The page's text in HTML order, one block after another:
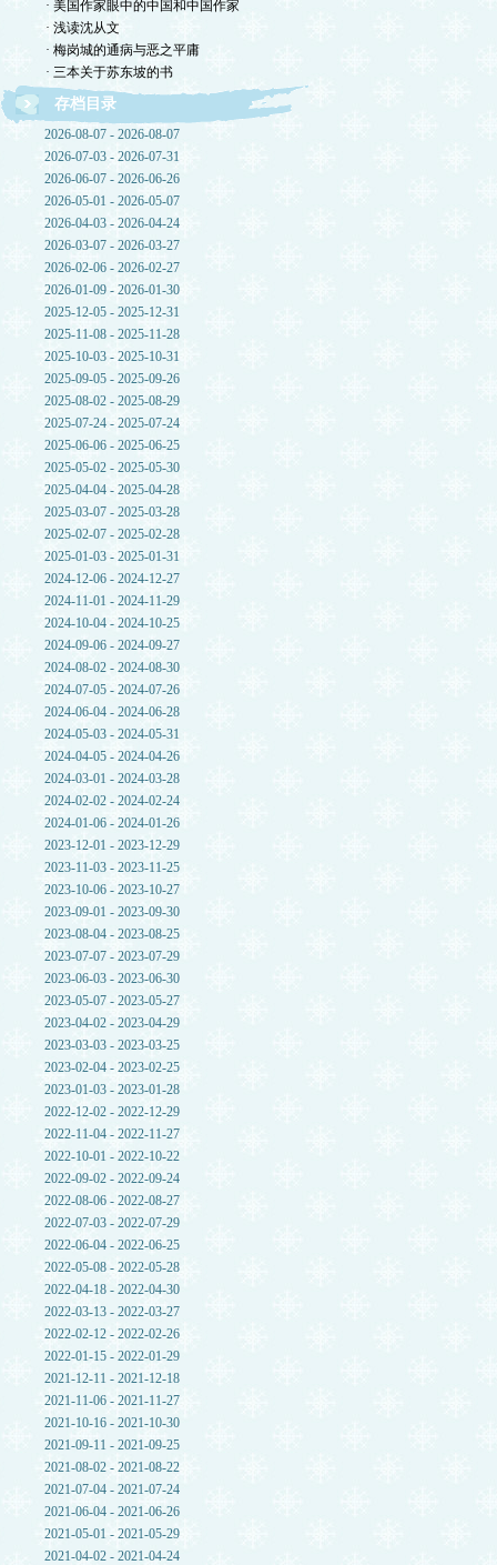
· 美国作家眼中的中国和中国作家
· 浅读沈从文
· 梅岗城的通病与恶之平庸
· 三本关于苏东坡的书
存档目录
2026-08-07 - 2026-08-07
2026-07-03 - 2026-07-31
2026-06-07 - 2026-06-26
2026-05-01 - 2026-05-07
2026-04-03 - 2026-04-24
2026-03-07 - 2026-03-27
2026-02-06 - 2026-02-27
2026-01-09 - 2026-01-30
2025-12-05 - 2025-12-31
2025-11-08 - 2025-11-28
2025-10-03 - 2025-10-31
2025-09-05 - 2025-09-26
2025-08-02 - 2025-08-29
2025-07-24 - 2025-07-24
2025-06-06 - 2025-06-25
2025-05-02 - 2025-05-30
2025-04-04 - 2025-04-28
2025-03-07 - 2025-03-28
2025-02-07 - 2025-02-28
2025-01-03 - 2025-01-31
2024-12-06 - 2024-12-27
2024-11-01 - 2024-11-29
2024-10-04 - 2024-10-25
2024-09-06 - 2024-09-27
2024-08-02 - 2024-08-30
2024-07-05 - 2024-07-26
2024-06-04 - 2024-06-28
2024-05-03 - 2024-05-31
2024-04-05 - 2024-04-26
2024-03-01 - 2024-03-28
2024-02-02 - 2024-02-24
2024-01-06 - 2024-01-26
2023-12-01 - 2023-12-29
2023-11-03 - 2023-11-25
2023-10-06 - 2023-10-27
2023-09-01 - 2023-09-30
2023-08-04 - 2023-08-25
2023-07-07 - 2023-07-29
2023-06-03 - 2023-06-30
2023-05-07 - 2023-05-27
2023-04-02 - 2023-04-29
2023-03-03 - 2023-03-25
2023-02-04 - 2023-02-25
2023-01-03 - 2023-01-28
2022-12-02 - 2022-12-29
2022-11-04 - 2022-11-27
2022-10-01 - 2022-10-22
2022-09-02 - 2022-09-24
2022-08-06 - 2022-08-27
2022-07-03 - 2022-07-29
2022-06-04 - 2022-06-25
2022-05-08 - 2022-05-28
2022-04-18 - 2022-04-30
2022-03-13 - 2022-03-27
2022-02-12 - 2022-02-26
2022-01-15 - 2022-01-29
2021-12-11 - 2021-12-18
2021-11-06 - 2021-11-27
2021-10-16 - 2021-10-30
2021-09-11 - 2021-09-25
2021-08-02 - 2021-08-22
2021-07-04 - 2021-07-24
2021-06-04 - 2021-06-26
2021-05-01 - 2021-05-29
2021-04-02 - 2021-04-24